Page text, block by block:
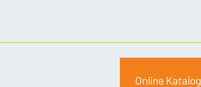
Online Katalog